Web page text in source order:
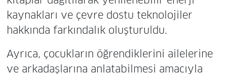
kaynakları ve çevre dostu teknolojiler
hakkında farkındalık oluşturuldu.
Ayrıca, çocukların öğrendiklerini ailelerine
ve arkadaşlarına anlatabilmesi amacıyla